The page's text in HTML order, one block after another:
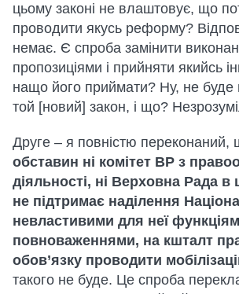
цьому законі не влаштовує, що
проводити якусь реформу?
немає. Є спроба замінити
пропозиціями і прийняти якийсь
нащо його приймати? Ну, не буде
той [новий] закон, і що?
Друге – я повністю переконаний,
обставин ні комітет ВР з
діяльності, ні Верховна Рада в
не підтримає наділення
невластивими для неї
повноваженнями, на кшталт
обов’язку проводити
такого не буде. Це спроба